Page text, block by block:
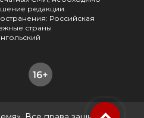
редакции.
Российская
страны